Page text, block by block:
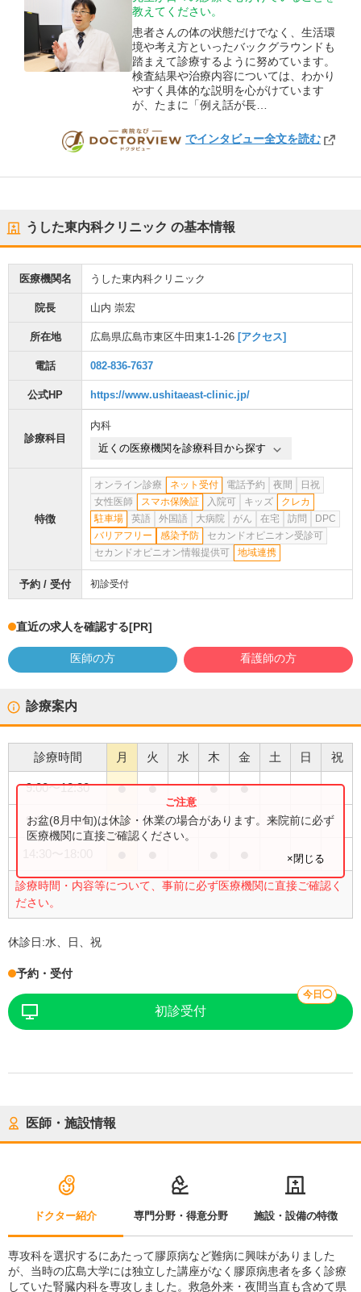
教えてください。
患者さんの体の状態だけでなく、生活環
境や考え方といったバックグラウンドも
踏まえて診療するように努めています。
検査結果や治療内容については、わかり
やすく具体的な説明を心がけています
が、たまに「例え話が長…
DOCTORVIEW
でインタビュー全文を読む
うした東内科クリニック の基本情報
医療機関名 うした東内科クリニック
院長 山内 崇宏
所在地 広島県広島市東区牛田東1-1-26 [アクセス]
電話 082-836-7637
公式HP https://www.ushitaeast-clinic.jp/
診療科目
内科
近くの医療機関を診療科目から探す
特徴
オンライン診療 ネット受付 電話予約 夜間
日祝
女性医師
スマホ保険証 入院可 キッズ
クレカ
駐車場
英語 外国語 大病院 がん 在宅 訪問
DPC
バリアフリー
感染予防
セカンドオピニオン受診可
セカンドオピニオン情報提供可
地域連携
予約 / 受付 初診受付
直近の求人を確認する[PR]
医師の方 看護師の方
診療案内
診療時間 月 火 水 木 金 土 日 祝
9:00〜12:30 ● ● ● ●
9:00〜14:00 ●
診療時間・内容等について、事前に必ず医療機関に直接ご確認く
ださい。
お盆(8月中旬)は休診・休業の場合があります。来院前に必ず
医療機関に直接ご確認ください。
×閉じる
休診日:水、日、祝
予約・受付
初診受付
今日◯
医師・施設情報
ドクター紹介 専門分野・得意分野 施設・設備の特徴
専攻科を選択するにあたって膠原病など難病に興味がありました
が、当時の広島大学には独立した講座がなく膠原病患者を多く診療
していた腎臓内科を専攻しました。救急外来・夜間当直も含めて県